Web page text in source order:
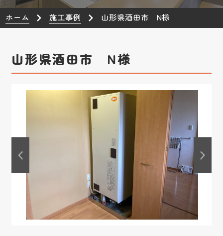
ホーム 施工事例 山形県酒田市 N様
山形県酒田市 N様